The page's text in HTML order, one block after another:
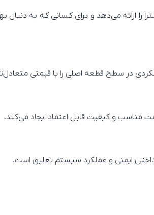
را ارائه می‌دهد و برای کسانی که به دنبال
در سطح قطعه اصلی را با قیمتی
ایمنی و عملکرد سیستم تعلیق است.